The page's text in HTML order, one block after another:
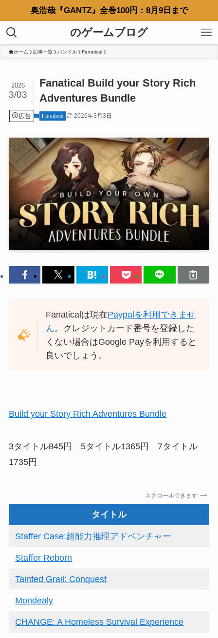
奥浩哉『GANTZ』全巻100円：8月9日まで
のゲームブログ
ホーム 記事一覧 バンドル Fanatical
Fanatical Build your Story Rich
Adventures Bundle
2026
3/03
広告 Fanatical 2026年3月3日
Fanaticalは現在Paypalを利用できませ
ん。クレジットカード番号を登録した
くない場合はGoogle Payを利用すると
良いでしょう。
Build your Story Rich Adventures Bundle
3タイトル845円 5タイトル1365円 7タイトル
1735円
スクロールできます
タイトル
Staffer Case:超能力推理アドベンチャー
Staffer Reborn
Tainted Grail: Conquest
Mondealy
CHANGE: A Homeless Survival Experience